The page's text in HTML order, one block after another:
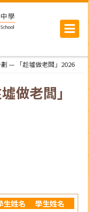
— 「趁墟做老闆」2026
做老闆」
生姓名
學生姓名